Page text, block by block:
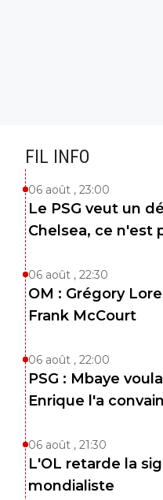
FIL INFO
06 août , 23:00
Le PSG veut un
Chelsea, ce n'est
06 août , 22:30
OM : Grégory
Frank McCourt
06 août , 22:00
PSG : Mbaye
Enrique l'a
06 août , 21:30
L'OL retarde la
mondialiste